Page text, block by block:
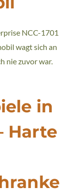
NCC-1701
wagt sich an
nie zuvor war.
in
Harte